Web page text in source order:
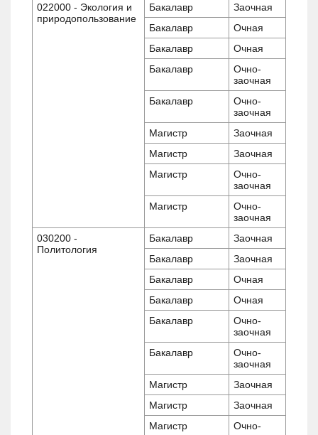
022000 - Экология и
природопользование
Бакалавр
Заочная
Бакалавр
Очная
Бакалавр
Очная
Бакалавр
Очно-
заочная
Бакалавр
Очно-
заочная
Магистр
Заочная
Магистр
Заочная
Магистр
Очно-
заочная
Магистр
Очно-
заочная
030200 -
Политология
Бакалавр
Заочная
Бакалавр
Заочная
Бакалавр
Очная
Бакалавр
Очная
Бакалавр
Очно-
заочная
Бакалавр
Очно-
заочная
Магистр
Заочная
Магистр
Заочная
Магистр
Очно-